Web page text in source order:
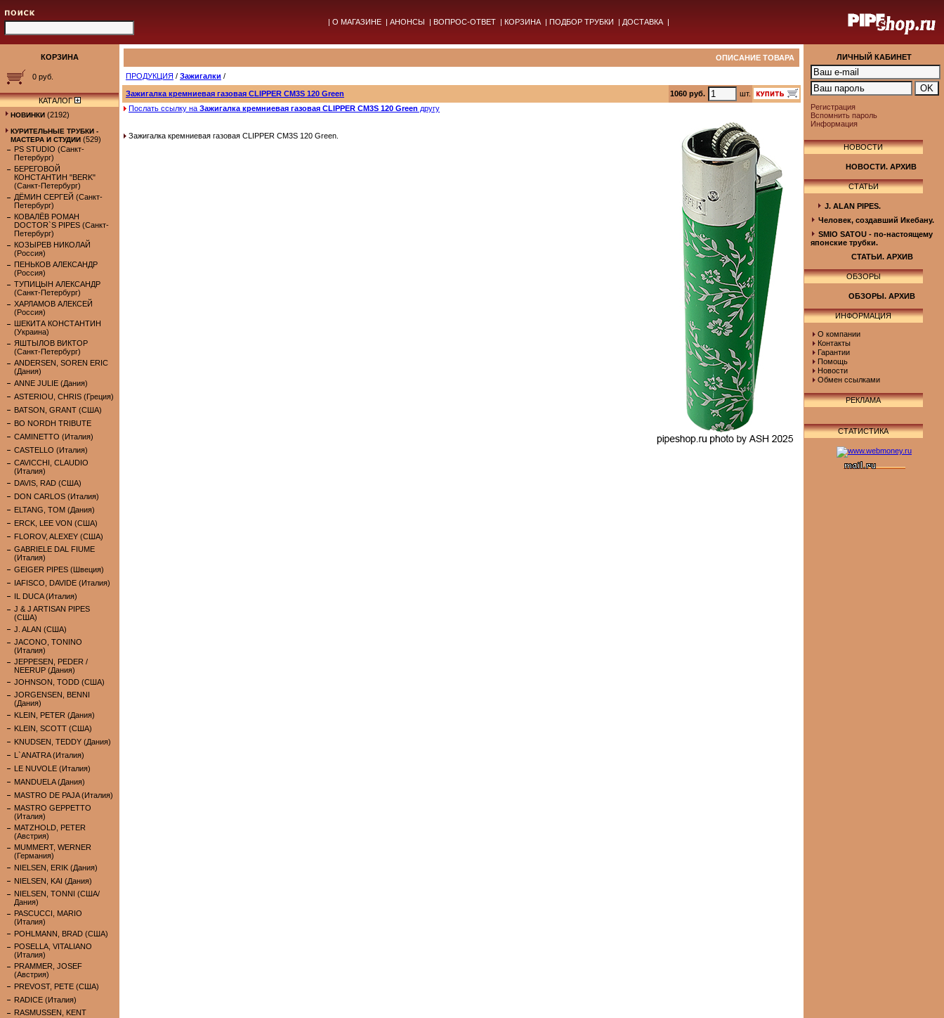
| О МАГАЗИНЕ | АНОНСЫ | ВОПРОС-ОТВЕТ | КОРЗИНА | ПОДБОР ТРУБКИ | ДОСТАВКА |
КОРЗИНА
0 руб.
КАТАЛОГ
НОВИНКИ (2192)
КУРИТЕЛЬНЫЕ ТРУБКИ -
МАСТЕРА И СТУДИИ (529)
PS STUDIO (Санкт-
Петербург)
БЕРЕГОВОЙ
КОНСТАНТИН "BERK"
(Санкт-Петербург)
ДЁМИН СЕРГЕЙ (Санкт-
Петербург)
КОВАЛЁВ РОМАН
DOCTOR`S PIPES (Санкт-
Петербург)
КОЗЫРЕВ НИКОЛАЙ
(Россия)
ПЕНЬКОВ АЛЕКСАНДР
(Россия)
ТУПИЦЫН АЛЕКСАНДР
(Санкт-Петербург)
ХАРЛАМОВ АЛЕКСЕЙ
(Россия)
ШЕКИТА КОНСТАНТИН
(Украина)
ЯШТЫЛОВ ВИКТОР
(Санкт-Петербург)
ANDERSEN, SOREN ERIC
(Дания)
ANNE JULIE (Дания)
ASTERIOU, CHRIS (Греция)
BATSON, GRANT (США)
BO NORDH TRIBUTE
CAMINETTO (Италия)
CASTELLO (Италия)
CAVICCHI, CLAUDIO
(Италия)
DAVIS, RAD (США)
DON CARLOS (Италия)
ELTANG, TOM (Дания)
ERCK, LEE VON (США)
FLOROV, ALEXEY (США)
GABRIELE DAL FIUME
(Италия)
GEIGER PIPES (Швеция)
IAFISCO, DAVIDE (Италия)
IL DUCA (Италия)
J & J ARTISAN PIPES
(США)
J. ALAN (США)
JACONO, TONINO
(Италия)
JEPPESEN, PEDER /
NEERUP (Дания)
JOHNSON, TODD (США)
JORGENSEN, BENNI
(Дания)
KLEIN, PETER (Дания)
KLEIN, SCOTT (США)
KNUDSEN, TEDDY (Дания)
L`ANATRA (Италия)
LE NUVOLE (Италия)
MANDUELA (Дания)
MASTRO DE PAJA (Италия)
MASTRO GEPPETTO
(Италия)
MATZHOLD, PETER
(Австрия)
MUMMERT, WERNER
(Германия)
NIELSEN, ERIK (Дания)
NIELSEN, KAI (Дания)
NIELSEN, TONNI (США/
Дания)
PASCUCCI, MARIO
(Италия)
POHLMANN, BRAD (США)
POSELLA, VITALIANO
(Италия)
PRAMMER, JOSEF
(Австрия)
PREVOST, PETE (США)
RADICE (Италия)
RASMUSSEN, KENT
ОПИСАНИЕ ТОВАРА
ПРОДУКЦИЯ / Зажигалки /
Зажигалка кремниевая газовая CLIPPER CM3S 120 Green 1060 руб.
шт.
Послать ссылку на Зажигалка кремниевая газовая CLIPPER CM3S 120 Green другу
Зажигалка кремниевая газовая CLIPPER CM3S 120 Green.
ЛИЧНЫЙ КАБИНЕТ
Регистрация
Вспомнить пароль
Информация
НОВОСТИ
НОВОСТИ. АРХИВ
СТАТЬИ
J. ALAN PIPES.
Человек, создавший Икебану.
SMIO SATOU - по-настоящему
японские трубки.
СТАТЬИ. АРХИВ
ОБЗОРЫ
ОБЗОРЫ. АРХИВ
ИНФОРМАЦИЯ
О компании
Контакты
Гарантии
Помощь
Новости
Обмен ссылками
РЕКЛАМА
СТАТИСТИКА